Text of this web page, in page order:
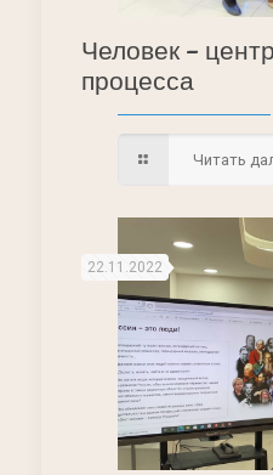
Человек –
процесса
Читать
22.11.2022